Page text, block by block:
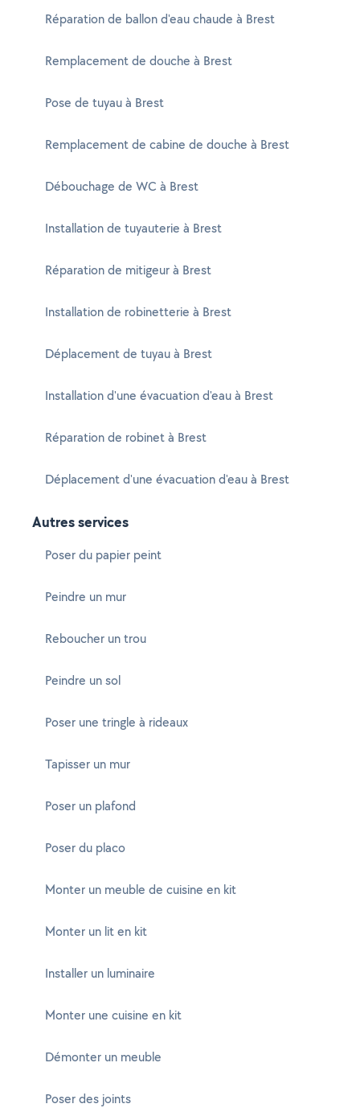
Réparation de ballon d'eau chaude à Brest
Remplacement de douche à Brest
Pose de tuyau à Brest
Remplacement de cabine de douche à Brest
Débouchage de WC à Brest
Installation de tuyauterie à Brest
Réparation de mitigeur à Brest
Installation de robinetterie à Brest
Déplacement de tuyau à Brest
Installation d'une évacuation d'eau à Brest
Réparation de robinet à Brest
Déplacement d'une évacuation d'eau à Brest
Autres services
Poser du papier peint
Peindre un mur
Reboucher un trou
Peindre un sol
Poser une tringle à rideaux
Tapisser un mur
Poser un plafond
Poser du placo
Monter un meuble de cuisine en kit
Monter un lit en kit
Installer un luminaire
Monter une cuisine en kit
Démonter un meuble
Poser des joints